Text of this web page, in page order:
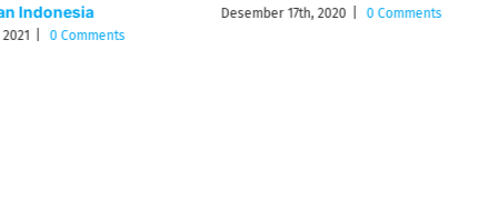
Indonesia
0 Comments
Desember 17th, 2020 0 Comments